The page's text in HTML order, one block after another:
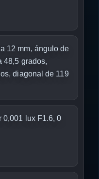
12 mm, ángulo de
48,5 grados,
diagonal de 119
0,001 lux F1.6, 0